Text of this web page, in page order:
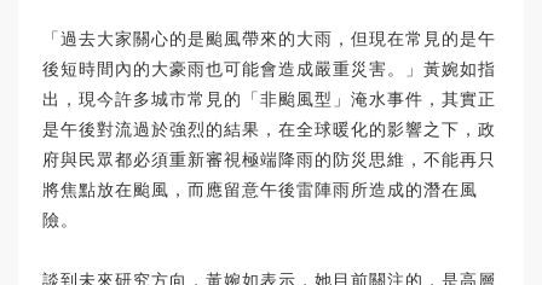
「過去大家關心的是颱風帶來的大雨，但現在常見的是午
後短時間內的大豪雨也可能會造成嚴重災害。」黃婉如指
出，現今許多城市常見的「非颱風型」淹水事件，其實正
是午後對流過於強烈的結果，在全球暖化的影響之下，政
府與民眾都必須重新審視極端降雨的防災思維，不能再只
將焦點放在颱風，而應留意午後雷陣雨所造成的潛在風
險。
談到未來研究方向，黃婉如表示，她目前關注的，是高層